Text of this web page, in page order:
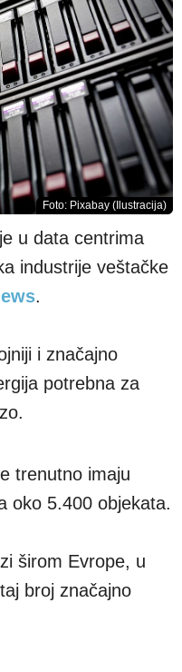
Foto: Pixabay (Ilustracija)
u data centrima
industrije veštačke
.
i značajno
potrebna za
trenutno imaju
oko 5.400 objekata.
širom Evrope, u
broj značajno